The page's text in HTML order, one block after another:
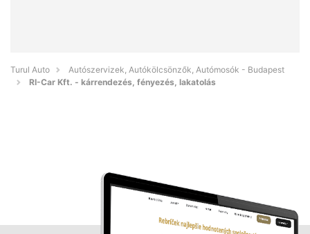
Turul Auto
Autószervizek, Autókölcsönzők, Autómosók - Budapest
RI-Car Kft. - kárrendezés, fényezés, lakatolás